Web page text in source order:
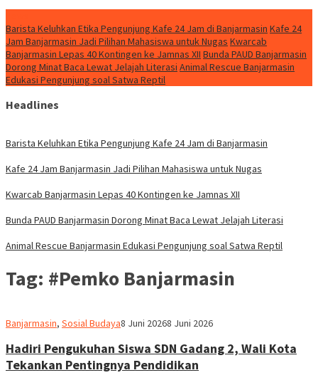
Barista Keluhkan Etika Pengunjung Kafe 24 Jam di Banjarmasin Kafe 24
Jam Banjarmasin Jadi Pilihan Mahasiswa untuk Nugas Kwarcab
Banjarmasin Lepas 40 Kontingen ke Jamnas XII Bunda PAUD Banjarmasin
Dorong Minat Baca Lewat Jelajah Literasi Animal Rescue Banjarmasin
Edukasi Pengunjung soal Satwa Reptil
Headlines
Barista Keluhkan Etika Pengunjung Kafe 24 Jam di Banjarmasin
Kafe 24 Jam Banjarmasin Jadi Pilihan Mahasiswa untuk Nugas
Kwarcab Banjarmasin Lepas 40 Kontingen ke Jamnas XII
Bunda PAUD Banjarmasin Dorong Minat Baca Lewat Jelajah Literasi
Animal Rescue Banjarmasin Edukasi Pengunjung soal Satwa Reptil
Tag: #Pemko Banjarmasin
Banjarmasin, Sosial BudayaRedaksi
8 Juni 20268 Juni 2026
Hadiri Pengukuhan Siswa SDN Gadang 2, Wali Kota
Tekankan Pentingnya Pendidikan